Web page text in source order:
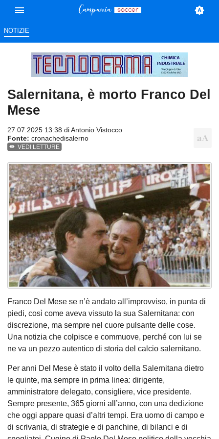
NOTIZIE
Salernitana, è morto Franco Del
Mese
27.07.2025 13:38 diAntonio Vistocco
Fonte: cronachedisalerno
VEDI LETTURE
Franco Del Mese se n’è andato all’improvviso, in punta di
piedi, così come aveva vissuto la sua Salernitana: con
discrezione, ma sempre nel cuore pulsante delle cose.
Una notizia che colpisce e commuove, perché con lui se
ne va un pezzo autentico di storia del calcio salernitano.
Per anni Del Mese è stato il volto della Salernitana dietro
le quinte, ma sempre in prima linea: dirigente,
amministratore delegato, consigliere, vice presidente.
Sempre presente, 365 giorni all’anno, con una dedizione
che oggi appare quasi d’altri tempi. Era uomo di campo e
di scrivania, di strategie e di panchine, di bilanci e di